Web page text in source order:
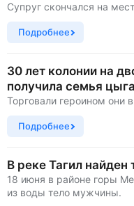
Супруг скончался на
Подробнее
30 лет колонии на
получила семья
Торговали героином они
Подробнее
В реке Тагил
18 июня в районе горы
из воды тело мужчины.